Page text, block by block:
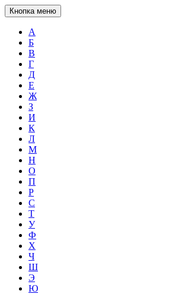
Кнопка меню
А
Б
В
Г
Д
Е
Ж
З
И
К
Л
М
Н
О
П
Р
С
Т
У
Ф
Х
Ч
Ш
Э
Ю